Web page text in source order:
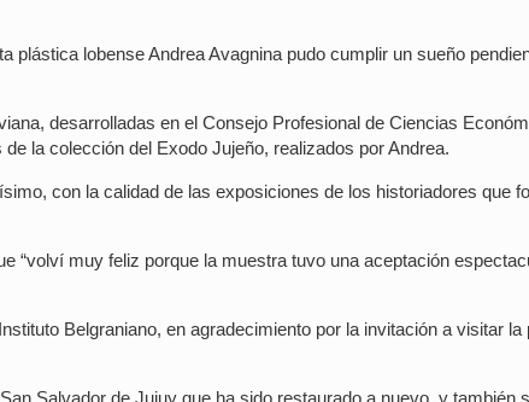
plástica lobense Andrea Avagnina pudo cumplir un sueño
desarrolladas en el Consejo Profesional de Ciencias
la colección del Exodo Jujeño, realizados por Andrea.
con la calidad de las exposiciones de los historiadores que
“volví muy feliz porque la muestra tuvo una aceptación
Belgraniano, en agradecimiento por la invitación a visitar la
Salvador de Jujuy que ha sido restaurado a nuevo, y también